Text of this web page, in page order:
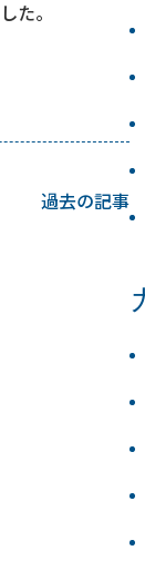
た。
過去の記事